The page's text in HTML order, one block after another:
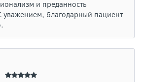
и преданность
благодарный пациент